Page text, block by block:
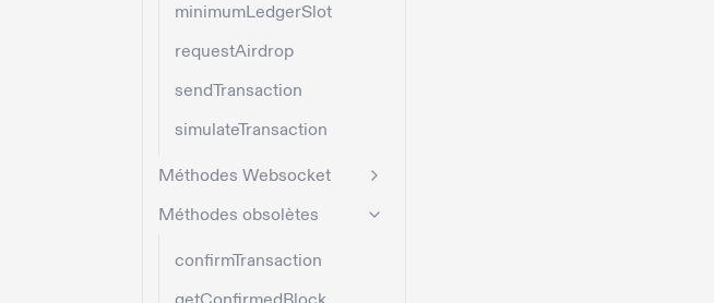
minimumLedgerSlot
requestAirdrop
sendTransaction
simulateTransaction
Méthodes Websocket
Méthodes obsolètes
confirmTransaction